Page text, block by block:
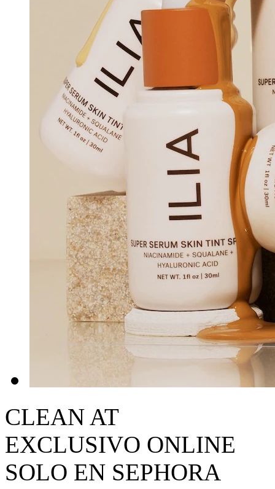
CLEAN AT
EXCLUSIVO ONLINE
SOLO EN SEPHORA